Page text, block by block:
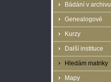
Bádání v archivu
Genealogové
Kurzy
Další instituce
Hledám matriky
Mapy